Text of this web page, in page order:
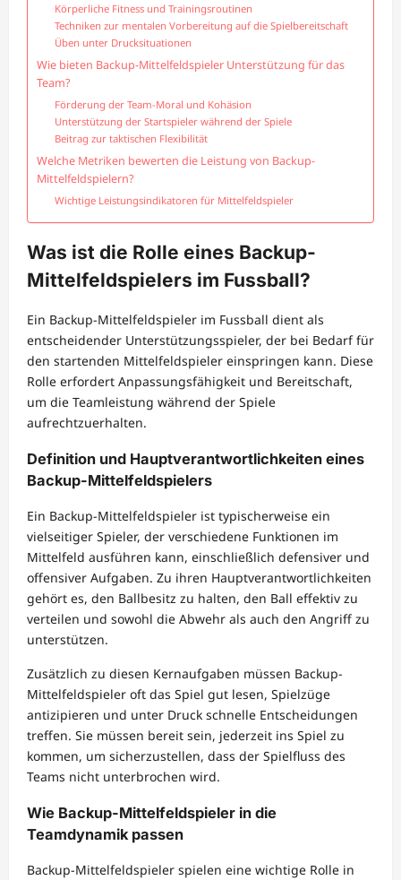
Körperliche Fitness und Trainingsroutinen
Techniken zur mentalen Vorbereitung auf die Spielbereitschaft
Üben unter Drucksituationen
Wie bieten Backup-Mittelfeldspieler Unterstützung für das
Team?
Förderung der Team-Moral und Kohäsion
Unterstützung der Startspieler während der Spiele
Beitrag zur taktischen Flexibilität
Welche Metriken bewerten die Leistung von Backup-
Mittelfeldspielern?
Wichtige Leistungsindikatoren für Mittelfeldspieler
Was ist die Rolle eines Backup-
Mittelfeldspielers im Fussball?
Ein Backup-Mittelfeldspieler im Fussball dient als
entscheidender Unterstützungsspieler, der bei Bedarf für
den startenden Mittelfeldspieler einspringen kann. Diese
Rolle erfordert Anpassungsfähigkeit und Bereitschaft,
um die Teamleistung während der Spiele
aufrechtzuerhalten.
Definition und Hauptverantwortlichkeiten eines
Backup-Mittelfeldspielers
Ein Backup-Mittelfeldspieler ist typischerweise ein
vielseitiger Spieler, der verschiedene Funktionen im
Mittelfeld ausführen kann, einschließlich defensiver und
offensiver Aufgaben. Zu ihren Hauptverantwortlichkeiten
gehört es, den Ballbesitz zu halten, den Ball effektiv zu
verteilen und sowohl die Abwehr als auch den Angriff zu
unterstützen.
Zusätzlich zu diesen Kernaufgaben müssen Backup-
Mittelfeldspieler oft das Spiel gut lesen, Spielzüge
antizipieren und unter Druck schnelle Entscheidungen
treffen. Sie müssen bereit sein, jederzeit ins Spiel zu
kommen, um sicherzustellen, dass der Spielfluss des
Teams nicht unterbrochen wird.
Wie Backup-Mittelfeldspieler in die
Teamdynamik passen
Backup-Mittelfeldspieler spielen eine wichtige Rolle in